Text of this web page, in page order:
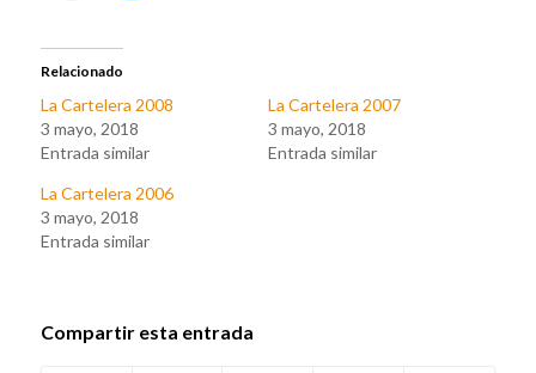
Relacionado
La Cartelera 2008
3 mayo, 2018
Entrada similar
La Cartelera 2007
3 mayo, 2018
Entrada similar
La Cartelera 2006
3 mayo, 2018
Entrada similar
Compartir esta entrada